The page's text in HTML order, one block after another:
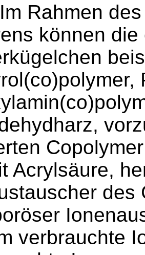
Im Rahmen
können
Acrylsäure,
des
verbrauchte